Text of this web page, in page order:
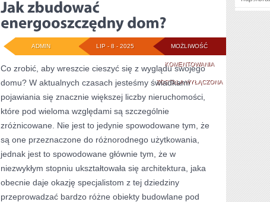
MOŻLIWOŚĆ
KOMENTOWANIAJAK
ZBUDOWAĆ
DOM?
ZOSTAŁA WYŁĄCZONA
LIP - 8 - 2025
ADMIN
Co zrobić, aby wreszcie cieszyć się z wyglądu swojego
domu? W aktualnych czasach jesteśmy świadkami
pojawiania się znacznie większej liczby nieruchomości,
które pod wieloma względami są szczególnie
zróżnicowane. Nie jest to jedynie spowodowane tym, że
są one przeznaczone do różnorodnego użytkowania,
jednak jest to spowodowane głównie tym, że w
niezwykłym stopniu ukształtowała się architektura, jaka
obecnie daje okazję specjalistom z tej dziedziny
przeprowadzać bardzo różne obiekty budowlane pod